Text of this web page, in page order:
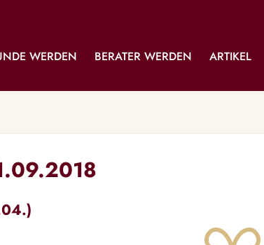
WERDEN BERATER WERDEN ARTIKEL